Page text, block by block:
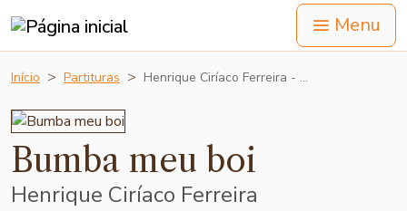
Menu
Início Partituras Henrique Ciríaco Ferreira - …
Bumba meu boi
Henrique Ciríaco Ferreira